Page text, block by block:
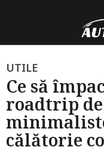
1
a
n
a
g
o
UTILE
Ce să
roadtrip
călătorie